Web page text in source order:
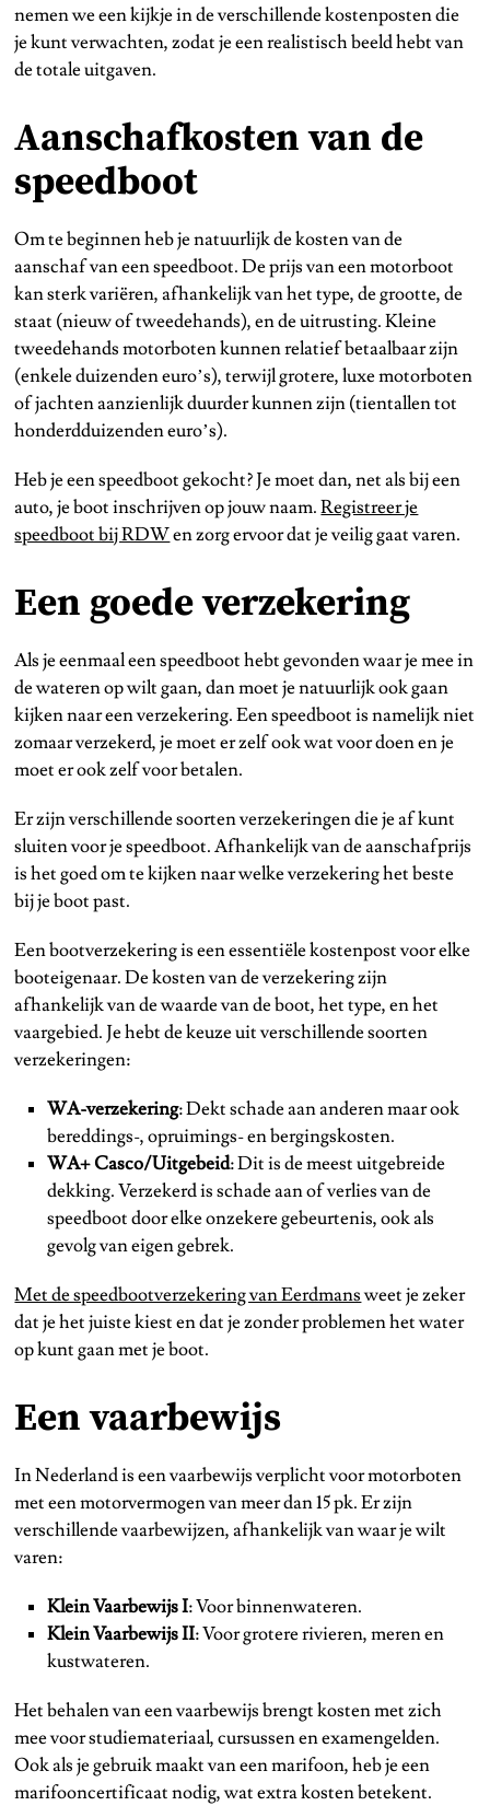
nemen we een kijkje in de verschillende kostenposten die
je kunt verwachten, zodat je een realistisch beeld hebt van
de totale uitgaven.
Aanschafkosten van de
speedboot
Om te beginnen heb je natuurlijk de kosten van de
aanschaf van een speedboot. De prijs van een motorboot
kan sterk variëren, afhankelijk van het type, de grootte, de
staat (nieuw of tweedehands), en de uitrusting. Kleine
tweedehands motorboten kunnen relatief betaalbaar zijn
(enkele duizenden euro’s), terwijl grotere, luxe motorboten
of jachten aanzienlijk duurder kunnen zijn (tientallen tot
honderdduizenden euro’s).
Heb je een speedboot gekocht? Je moet dan, net als bij een
auto, je boot inschrijven op jouw naam.Registreer je
speedboot bij RDWen zorg ervoor dat je veilig gaat varen.
Een goede verzekering
Als je eenmaal een speedboot hebt gevonden waar je mee in
de wateren op wilt gaan, dan moet je natuurlijk ook gaan
kijken naar een verzekering. Een speedboot is namelijk niet
zomaar verzekerd, je moet er zelf ook wat voor doen en je
moet er ook zelf voor betalen.
Er zijn verschillende soorten verzekeringen die je af kunt
sluiten voor je speedboot. Afhankelijk van de aanschafprijs
is het goed om te kijken naar welke verzekering het beste
bij je boot past.
Een bootverzekering is een essentiële kostenpost voor elke
booteigenaar. De kosten van de verzekering zijn
afhankelijk van de waarde van de boot, het type, en het
vaargebied. Je hebt de keuze uit verschillende soorten
verzekeringen:
WA-verzekering: Dekt schade aan anderen maar ook
bereddings-, opruimings- en bergingskosten.
WA+ Casco/Uitgebeid: Dit is de meest uitgebreide
dekking. Verzekerd is schade aan of verlies van de
speedboot door elke onzekere gebeurtenis, ook als
gevolg van eigen gebrek.
Met de speedbootverzekering van Eerdmansweet je zeker
dat je het juiste kiest en dat je zonder problemen het water
op kunt gaan met je boot.
Een vaarbewijs
In Nederland is een vaarbewijs verplicht voor motorboten
met een motorvermogen van meer dan 15 pk. Er zijn
verschillende vaarbewijzen, afhankelijk van waar je wilt
varen:
Klein Vaarbewijs I: Voor binnenwateren.
Klein Vaarbewijs II: Voor grotere rivieren, meren en
kustwateren.
Het behalen van een vaarbewijs brengt kosten met zich
mee voor studiemateriaal, cursussen en examengelden.
Ook als je gebruik maakt van een marifoon, heb je een
marifooncertificaat nodig, wat extra kosten betekent.